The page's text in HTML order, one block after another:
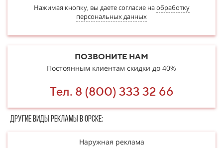
Нажимая кнопку, вы даете согласие наобработку
персональных данных
ПОЗВОНИТЕ НАМ
Постоянным клиентам скидки до 40%
Тел. 8 (800) 333 32 66
Другие в​​​​иды рекламы в Орске:
Наружная реклама